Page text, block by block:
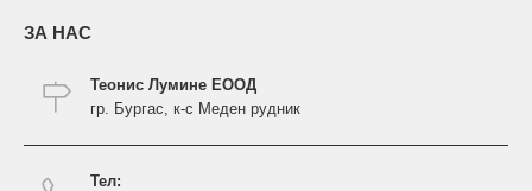
ЗА НАС
Теонис Лумине ЕООД
гр. Бургас, к-с Меден рудник
Тел: